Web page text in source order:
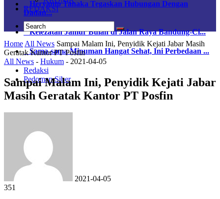
Heryanto Tanaka Tegaskan Hubungan Dengan
Dadan...
Kelezatan Jamur Bulan di Jalan Raya Bandung-Ci...
Sama-sama Minuman Hangat Sehat, Ini Perbedaan ...
Redaksi
Pedoman Siber
REDAKSI
Home All News Sampai Malam Ini, Penyidik Kejati Jabar Masih
Geratak Kantor PT Posfin
All News - Hukum - 2021-04-05
Sampai Malam Ini, Penyidik Kejati Jabar
Masih Geratak Kantor PT Posfin
2021-04-05
351